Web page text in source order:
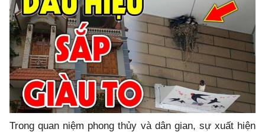
Trong quan niệm phong thủy và dân gian, sự xuất hiện